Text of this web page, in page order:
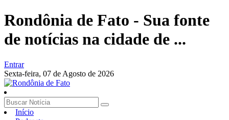
Rondônia de Fato - Sua fonte
de notícias na cidade de ...
Entrar
Sexta-feira, 07 de Agosto de 2026
Início